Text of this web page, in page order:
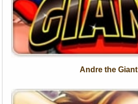
Andre the Giant